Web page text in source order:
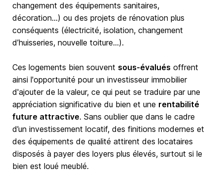
changement des équipements sanitaires,
décoration…) ou des projets de rénovation plus
conséquents (électricité, isolation, changement
d’huisseries, nouvelle toiture…).
Ces logements bien souvent sous-évalués offrent
ainsi l'opportunité pour un investisseur immobilier
d'ajouter de la valeur, ce qui peut se traduire par une
appréciation significative du bien et une rentabilité
future attractive. Sans oublier que dans le cadre
d’un investissement locatif, des finitions modernes et
des équipements de qualité attirent des locataires
disposés à payer des loyers plus élevés, surtout si le
bien est loué meublé.